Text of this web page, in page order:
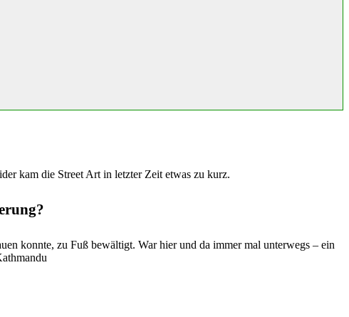
kam die Street Art in letzter Zeit etwas zu kurz.
konnte, zu Fuß bewältigt. War hier und da immer mal unterwegs – ein